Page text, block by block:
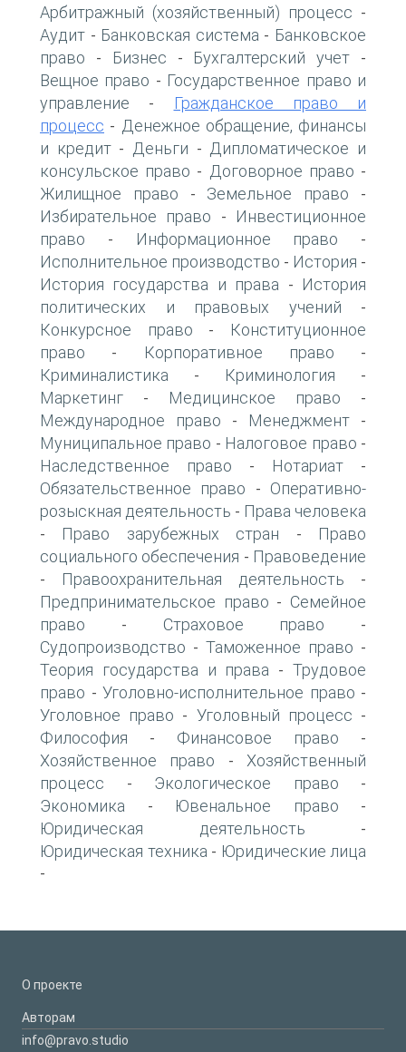
Арбитражный (хозяйственный) процесс -
Аудит - Банковская система - Банковское
право - Бизнес - Бухгалтерский учет -
Вещное право - Государственное право и
управление -
Гражданское право и
процесс - Денежное обращение, финансы
и кредит- Деньги - Дипломатическое и
консульское право - Договорное право -
Жилищное право - Земельное право -
Избирательное право -
Инвестиционное
право - Информационное право -
Исполнительное производство - История -
История государства и права -
История
политических и правовых учений -
Конкурсное право -
Конституционное
право - Корпоративное право -
Криминалистика - Криминология -
Маркетинг - Медицинское право -
Международное право - Менеджмент -
Муниципальное право - Налоговое право -
Наследственное право - Нотариат -
Обязательственное право - Оперативно-
розыскная деятельность - Права человека
- Право зарубежных стран -
Право
социального обеспечения - Правоведение
- Правоохранительная деятельность -
Предпринимательское право - Семейное
право - Страховое право -
Судопроизводство - Таможенное право -
Теория государства и права -Трудовое
право - Уголовно-исполнительное право -
Уголовное право - Уголовный процесс -
Философия - Финансовое право -
Хозяйственное право - Хозяйственный
процесс - Экологическое право -
Экономика - Ювенальное право -
Юридическая деятельность -
Юридическая техника - Юридические лица
-
О проекте
Авторам
info@pravo.studio